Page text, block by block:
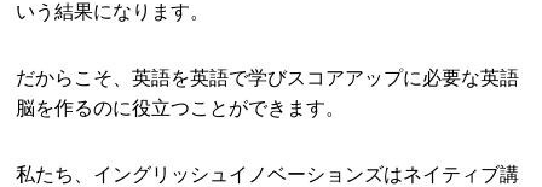
いう結果になります。
だからこそ、英語を英語で学びスコアアップに必要な英語
脳を作るのに役立つことができます。
私たち、イングリッシュイノベーションズはネイティブ講